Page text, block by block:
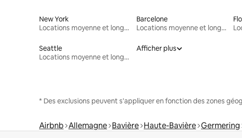
New York
Locations moyenne et longue durée
Barcelone
Locations moyenne et longue durée
Seattle
Locations moyenne et longue durée
Afficher plus
* Des exclusions peuvent s'appliquer en fonction des zones
Airbnb Allemagne Bavière Haute-Bavière Germering